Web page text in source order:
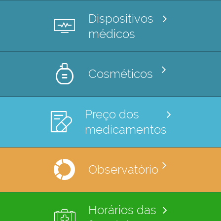
Dispositivos
médicos
Cosméticos
Preço dos
medicamentos
Observatório
Horários das